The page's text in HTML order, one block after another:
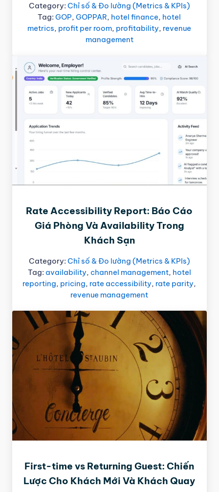
Category: Chỉ số & Đo lường (Metrics & KPIs)
Tag:GOP,GOPPAR, hotel finance, hotel
metrics, profit per room, profitability, revenue
management
Rate Accessibility Report: Báo Cáo
Giá Phòng Và Availability Trong
Khách Sạn
Category: Chỉ số & Đo lường (Metrics & KPIs)
Tag: availability, channel management, hotel
reporting, pricing, rate accessibility, rate parity,
revenue management
First-time vs Returning Guest: Chiến
Lược Cho Khách Mới Và Khách Quay